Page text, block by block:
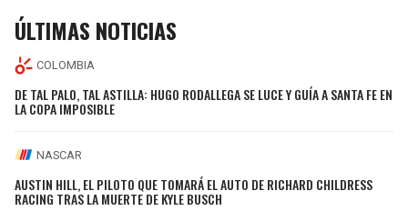
ÚLTIMAS NOTICIAS
COLOMBIA
DE TAL PALO, TAL ASTILLA: HUGO RODALLEGA SE LUCE Y GUÍA A SANTA FE EN
LA COPA IMPOSIBLE
NASCAR
AUSTIN HILL, EL PILOTO QUE TOMARÁ EL AUTO DE RICHARD CHILDRESS
RACING TRAS LA MUERTE DE KYLE BUSCH